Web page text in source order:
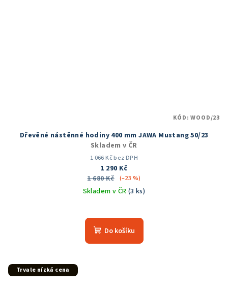
Dřevěné nástěnné hodiny 400 mm JAWA Mustang 50/23
Skladem v ČR
1 066 Kč bez DPH
1 290 Kč
1 680 Kč
(–23 %)
Skladem v ČR (3 ks)
Do košíku
KÓD:WOOD/23
Trvale nízká cena